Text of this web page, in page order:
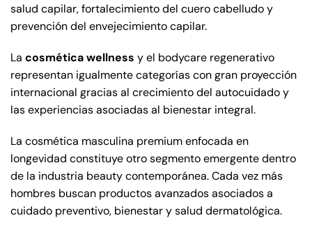
salud capilar, fortalecimiento del cuero cabelludo y
prevención del envejecimiento capilar.
La cosmética wellness y el bodycare regenerativo
representan igualmente categorías con gran proyección
internacional gracias al crecimiento del autocuidado y
las experiencias asociadas al bienestar integral.
La cosmética masculina premium enfocada en
longevidad constituye otro segmento emergente dentro
de la industria beauty contemporánea. Cada vez más
hombres buscan productos avanzados asociados a
cuidado preventivo, bienestar y salud dermatológica.